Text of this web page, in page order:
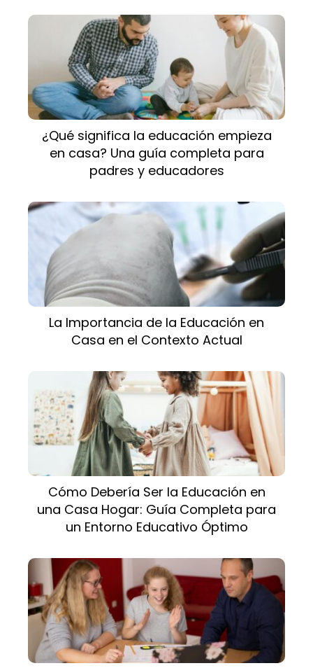
¿Qué significa la educación empieza
en casa? Una guía completa para
padres y educadores
La Importancia de la Educación en
Casa en el Contexto Actual
Cómo Debería Ser la Educación en
una Casa Hogar: Guía Completa para
un Entorno Educativo Óptimo